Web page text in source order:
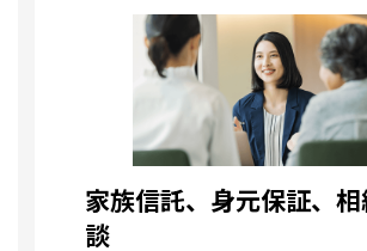
家族信託、身元保証、相
談